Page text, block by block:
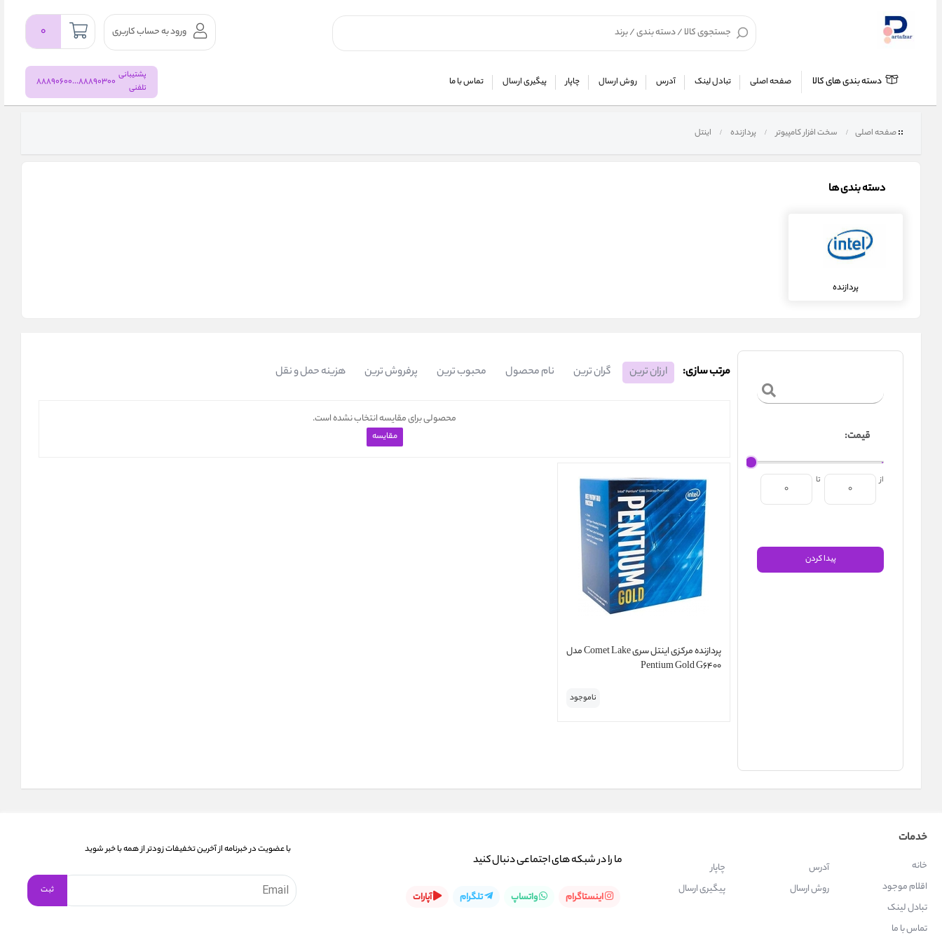
۰ ورود به حساب کاربری
پشتیبانی
تلفنی
88890300...88890600 صفحه اصلی تبادل لینک آدرس روش ارسال چاپار پیگیری ارسال تماس با ما دسته بندی های کالا
صفحه اصلی سخت افزار کامپیوتر پردازنده اینتل
دسته بندی ها
پردازنده
قیمت:
از تا
مرتب سازی: ارزان ترین گران ترین نام محصول محبوب ترین پرفروش ترین هزینه حمل و نقل
محصولی برای مقایسه انتخاب نشده است.
پردازنده مرکزی اینتل سری Comet Lake مدل
Pentium Gold G6400
ناموجود
خدمات
خانه
اقلام موجود
تبادل لینک
تماس با ما
آدرس
روش ارسال
چاپار
پیگیری ارسال
ما را در شبكه های اجتماعی دنبال کنید
اینستاگرام واتساپ تلگرام آپارات
با عضویت در خبرنامه از آخرین تخفیفات زودتر از همه با خبر شوید